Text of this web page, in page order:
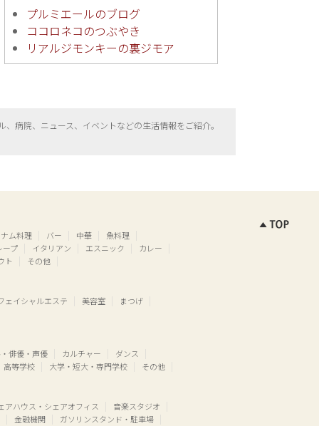
プルミエールのブログ
ココロネコのつぶやき
リアルジモンキーの裏ジモア
、病院、ニュース、イベントなどの生活情報をご紹介。
ム料理 バー 中華
魚料理
ープ
イタリアン エスニック
カレー
ト
その他
ェイシャルエステ 美容室 まつげ
俳優・声優 カルチャー
ダンス
高等学校
大学・短大・専門学校 その他
アハウス・シェアオフィス
音楽スタジオ
金融機関
ガソリンスタンド・駐車場